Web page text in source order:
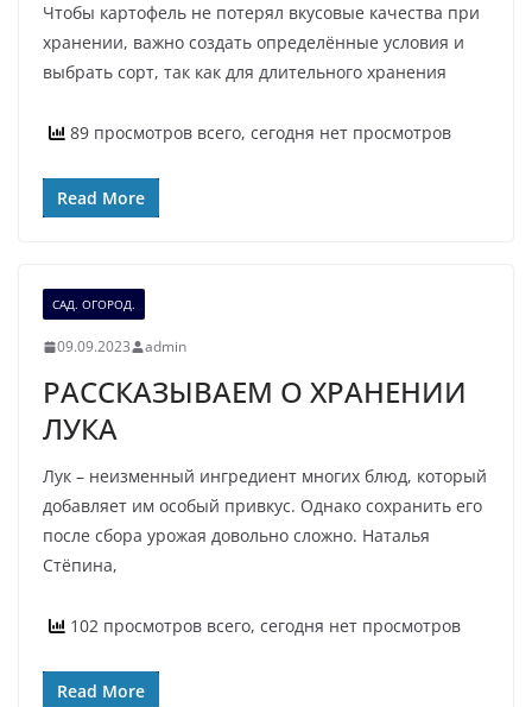
Чтобы картофель не потерял вкусовые качества при
хранении, важно создать определённые условия и
выбрать сорт, так как для длительного хранения
89 просмотров всего, сегодня нет просмотров
Read More
САД. ОГОРОД.
09.09.2023 admin
РАССКАЗЫВАЕМ О ХРАНЕНИИ
ЛУКА
Лук – неизменный ингредиент многих блюд, который
добавляет им особый привкус. Однако сохранить его
после сбора урожая довольно сложно. Наталья
Стёпина,
102 просмотров всего, сегодня нет просмотров
Read More